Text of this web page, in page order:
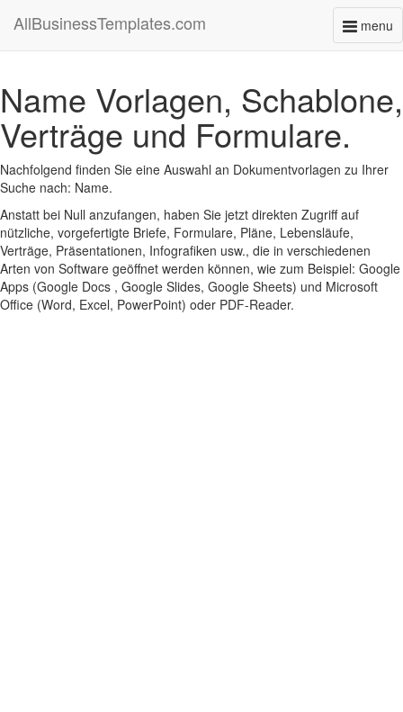
menu
AllBusinessTemplates.com
Name Vorlagen, Schablone,
Verträge und Formulare.
Nachfolgend finden Sie eine Auswahl an Dokumentvorlagen zu Ihrer
Suche nach: Name.
Anstatt bei Null anzufangen, haben Sie jetzt direkten Zugriff auf
nützliche, vorgefertigte Briefe, Formulare, Pläne, Lebensläufe,
Verträge, Präsentationen, Infografiken usw., die in verschiedenen
Arten von Software geöffnet werden können, wie zum Beispiel: Google
Apps (Google Docs , Google Slides, Google Sheets) und Microsoft
Office (Word, Excel, PowerPoint) oder PDF-Reader.